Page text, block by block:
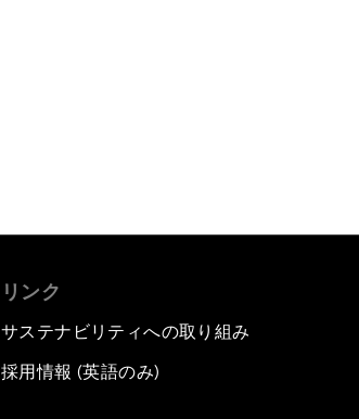
リンク
サステナビリティへの取り組み
採用情報 (英語のみ)